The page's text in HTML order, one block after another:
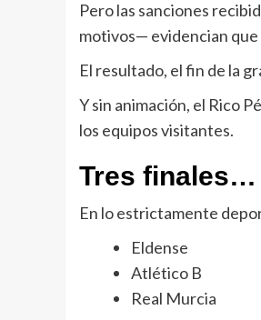
Pero las sanciones
motivos— evidencian
El resultado, el fin de la
Y sin animación, el Rico
los equipos visitantes.
Tres finales…
En lo estrictamente
Eldense
Atlético B
Real Murcia